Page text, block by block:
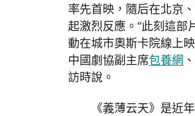
率先首映，隨后在北京
起激烈反應。“此刻這部
動在城市奧斯卡院線上
中國劇協副主席包養網
訪時說。
《義薄云天》是近